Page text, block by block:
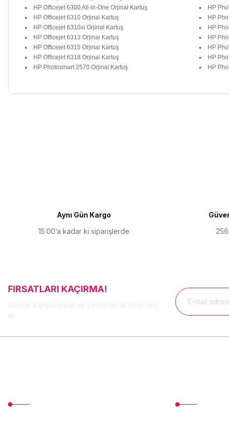
HP Officejet 6300 All-in-One Orjinal Kartuş
HP Officejet 6310 Orjinal Kartuş
HP Officejet 6310xi Orjinal Kartuş
HP Officejet 6313 Orjinal Kartuş
HP Officejet 6315 Orjinal Kartuş
HP Officejet 6318 Orjinal Kartuş
HP Photosmart 2570 Orjinal Kartuş
HP
HP
HP
HP
HP
HP
HP
Bu ürüne benzer farklı alternatifler olmalı.
Aynı Gün Kargo
15:00’a kadar ki siparişlerde
FIRSATLARI KAÇIRMA!